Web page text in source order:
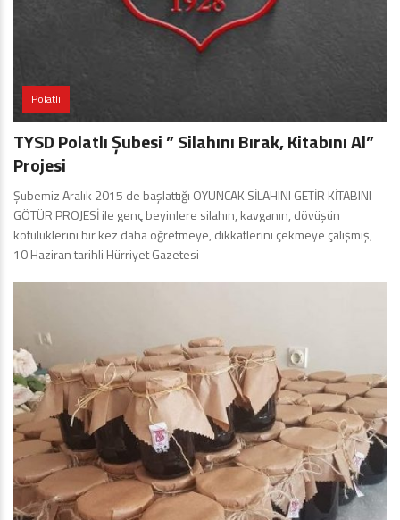
Polatlı
TYSD Polatlı Şubesi ” Silahını Bırak, Kitabını Al”
Projesi
Şubemiz Aralık 2015 de başlattığı OYUNCAK SİLAHINI GETİR KİTABINI
GÖTÜR PROJESİ ile genç beyinlere silahın, kavganın, dövüşün
kötülüklerini bir kez daha öğretmeye, dikkatlerini çekmeye çalışmış,
10 Haziran tarihli Hürriyet Gazetesi